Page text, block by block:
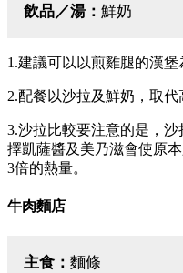
飲品／湯： 鮮奶
1.建議可以以煎雞腿的漢堡
2.配餐以沙拉及鮮奶，取代
3.沙拉比較要注意的是，
擇凱薩醬及美乃滋會使原
3倍的熱量。
牛肉麵店
主食： 麵條